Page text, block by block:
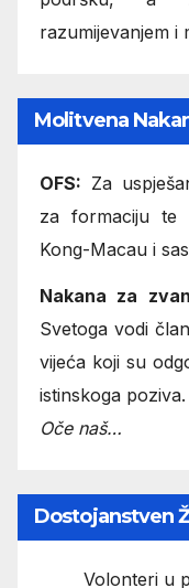
razumijevanjem i
Molitvena
OFS: Za
za formaciju te
Kong-Macau i
Nakana za
Svetoga vodi
vijeća koji su
istinskoga poziva.
Oče naš…
Dostojanstven
Volonteri u